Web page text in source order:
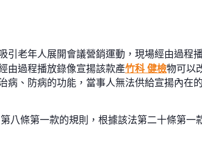
引老年人展開會議營銷運動，現場經由過程
由過程播放錄像宣揚該款產竹科 健檢物可以
、防病的功能，當事人無法供給宣揚內在
八條第一款的規則，根據該法第二十條第一